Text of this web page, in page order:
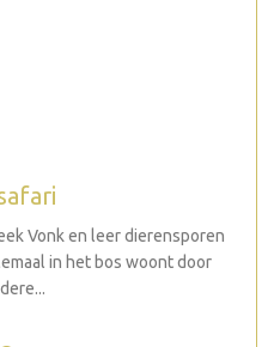
Vonk en leer dierensporen
in het bos woont door